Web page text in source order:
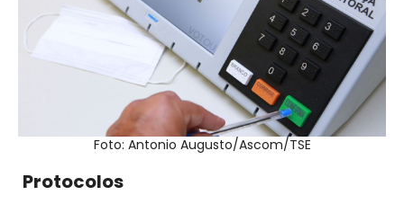
Foto: Antonio Augusto/Ascom/TSE
Protocolos